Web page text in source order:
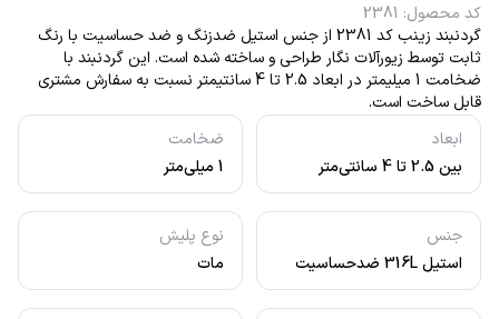
ابعاد
بین 2.5 تا 4 سانتی‌متر
ضخامت
1 میلی‌متر
جنس
استیل 316L ضدحساسیت
نوع پلیش
مات
کد محصول:
2381
گردنبند زینب کد 2381 از جنس استیل ضدزنگ و ضد حساسیت با رنگ
ثابت توسط زیورآلات نگار طراحی و ساخته شده است. این گردنبند با
ضخامت 1 میلیمتر در ابعاد 2.5 تا 4 سانتیمتر نسبت به سفارش مشتری
قابل ساخت است.